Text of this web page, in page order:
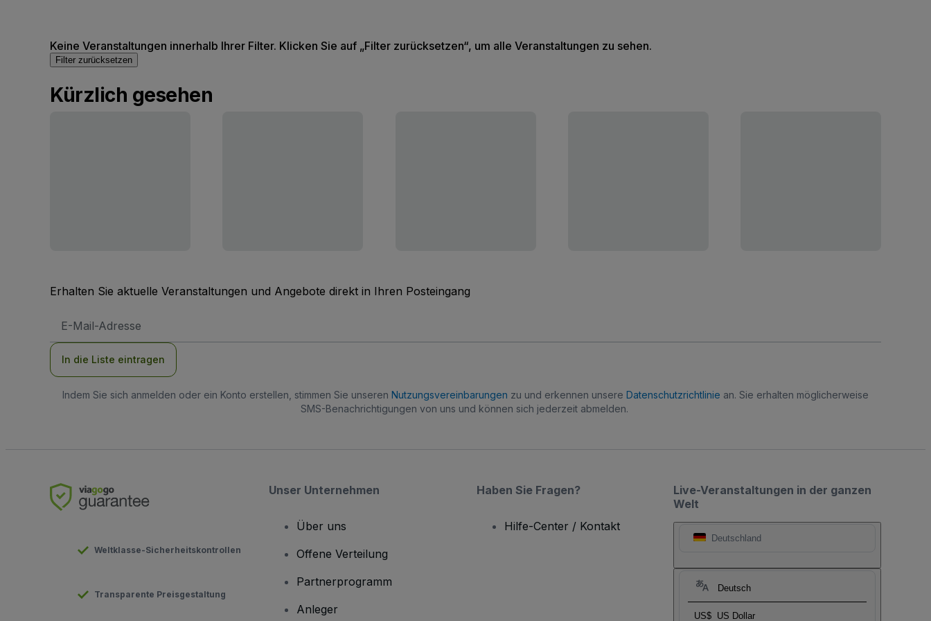
Keine Veranstaltungen innerhalb Ihrer Filter. Klicken Sie auf „Filter zurücksetzen“, um alle Veranstaltungen zu sehen.
Filter zurücksetzen
Kürzlich gesehen
Erhalten Sie aktuelle Veranstaltungen und Angebote direkt in Ihren Posteingang
Mail-
In die Liste eintragen
Indem Sie sich anmelden oder ein Konto erstellen, stimmen Sie unseren Nutzungsvereinbarungen zu und erkennen unsere Datenschutzrichtlinie an. Sie erhalten möglicherweise
SMS-Benachrichtigungen von uns und können sich jederzeit abmelden.
Live-Veranstaltungen in der ganzen
Welt
Deutschland
Deutsch
US$ US Dollar
Weltklasse-Sicherheitskontrollen
Transparente Preisgestaltung
Unser Unternehmen
Über uns
Offene Verteilung
Partnerprogramm
Anleger
Haben Sie Fragen?
Hilfe-Center / Kontakt